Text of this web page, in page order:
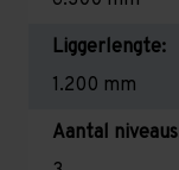
Liggerlengte:
1.200 mm
Aantal